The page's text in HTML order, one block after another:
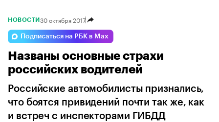
Omoda Voyah
Haval Jaecoo Lada
НОВОСТИ 30 октября 2017
Подписаться на РБК в Max
Названы основные страхи
российских водителей
Российские автомобилисты признались,
что боятся привидений почти так же, как
и встреч с инспекторами ГИБДД